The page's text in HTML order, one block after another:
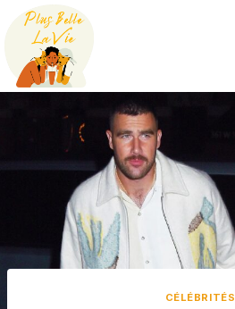
Skip
content
CÉLÉBRITÉS